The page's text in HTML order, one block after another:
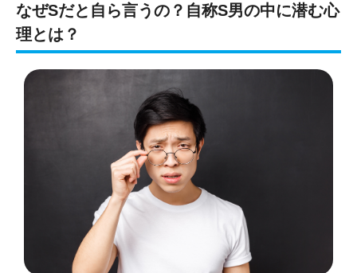
なぜSだと自ら言うの？自称S男の中に潜む心
理とは？